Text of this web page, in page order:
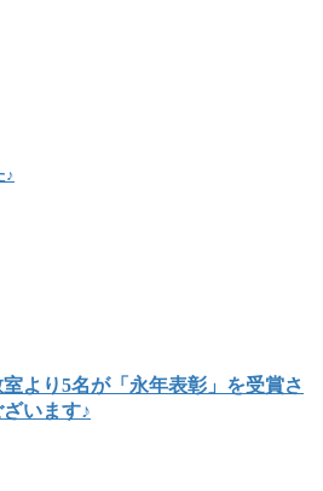
♪
室より5名が「永年表彰」を受賞さ
います♪